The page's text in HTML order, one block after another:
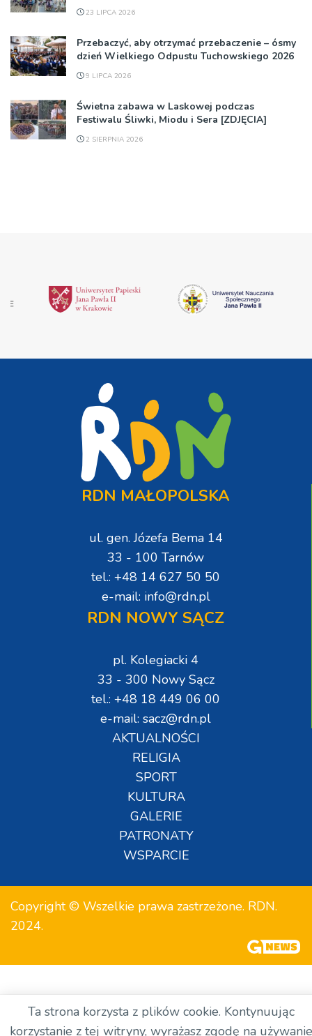
23 LIPCA 2026
Przebaczyć, aby otrzymać przebaczenie – ósmy
dzień Wielkiego Odpustu Tuchowskiego 2026
9 LIPCA 2026
Świetna zabawa w Laskowej podczas
Festiwalu Śliwki, Miodu i Sera [ZDJĘCIA]
2 SIERPNIA 2026
RDN MAŁOPOLSKA
ul. gen. Józefa Bema 14
33 - 100 Tarnów
tel.: +48 14 627 50 50
e-mail: info@rdn.pl
RDN NOWY SĄCZ
pl. Kolegiacki 4
33 - 300 Nowy Sącz
tel.: +48 18 449 06 00
e-mail: sacz@rdn.pl
AKTUALNOŚCI
RELIGIA
SPORT
KULTURA
GALERIE
PATRONATY
WSPARCIE
Copyright © Wszelkie prawa zastrzeżone. RDN.
2024.
Ta strona korzysta z plików cookie. Kontynuując
korzystanie z tej witryny, wyrażasz zgodę na używanie